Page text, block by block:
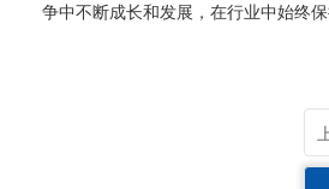
争中不断成长和发展，在行业中始终保